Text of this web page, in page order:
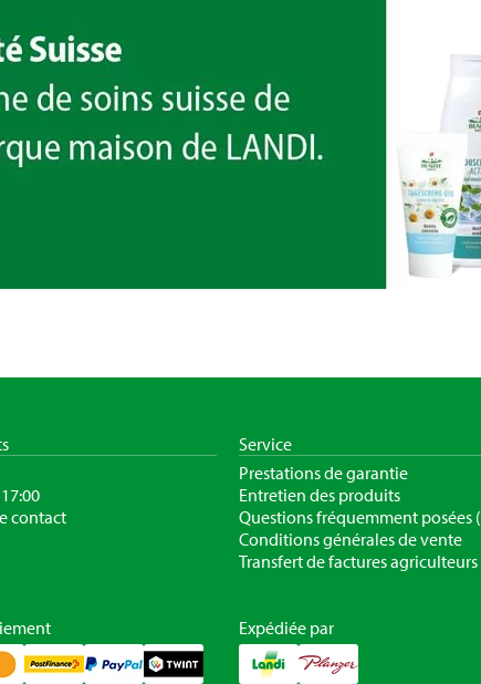
contact
Service
Prestations de garantie
Entretien des produits
Questions fréquemment posées
Conditions générales de vente
Transfert de factures agriculteurs
Expédiée par